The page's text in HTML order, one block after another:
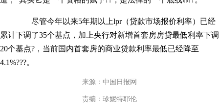
尽管今年以来5年期以上lpr（贷款市场报价利率）已经
累计下调了35个基点，加上央行对新增首套房房贷最低利率下调
20个基点?，当前国内首套房的商业贷款利率最低已经降至
4.1%???。
来源：中国日报网
责编：珍妮特耶伦